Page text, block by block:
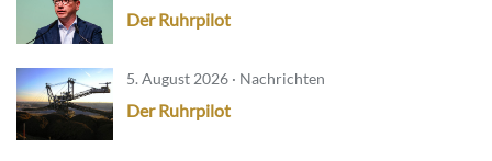
Der Ruhrpilot
5. August 2026 · Nachrichten
Der Ruhrpilot